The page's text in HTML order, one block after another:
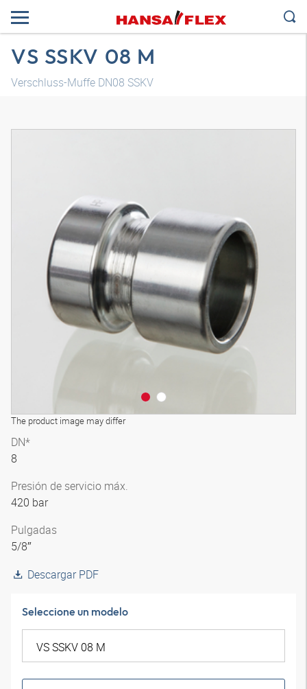
VS SSKV 08 M
Verschluss-Muffe DN08 SSKV
The product image may differ
DN*
8
Presión de servicio máx.
420 bar
Pulgadas
5/8″
Descargar PDF
Seleccione un modelo